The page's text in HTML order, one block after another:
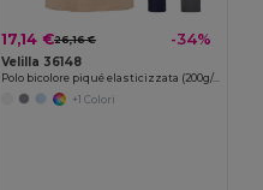
17,14 €26,16 € -34%
Velilla 36148
Polo bicolore piqué elasticizzata (200g/m²) con maniche corte, in poliestere (96%) ed elastan (4%)
+1 Colori